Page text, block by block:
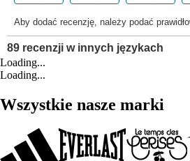
Loading...
Loading...
Wszystkie nasze marki